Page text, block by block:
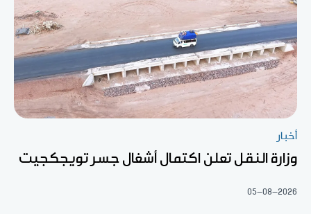
أخبار
وزارة النقل تعلن اكتمال أشغال جسر تويجكجيت
05-08-2026